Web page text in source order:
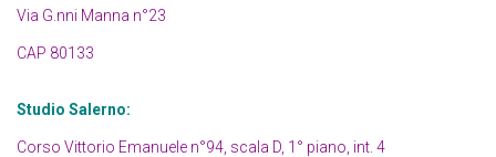
Via G.nni Manna n°23
CAP 80133
Studio Salerno:
Corso Vittorio Emanuele n°94, scala D, 1° piano, int. 4